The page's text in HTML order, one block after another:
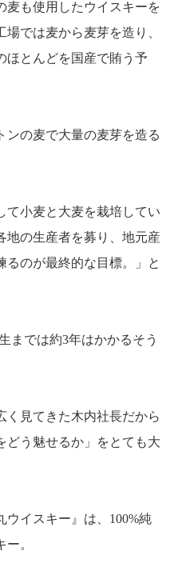
麦も使用したウイスキーを
では麦から麦芽を造り、
ほとんどを国産で賄う予
ンの麦で大量の麦芽を造る
て小麦と大麦を栽培してい
地の生産者を募り、地元産
るのが最終的な目標。」と
までは約3年はかかるそう
く見てきた木内社長だから
どう魅せるか」をとても大
ウイスキー』は、100%純
。